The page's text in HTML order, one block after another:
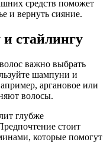
средств поможет
и вернуть сияние.
стайлингу
важно выбрать
шампуни и
аргановое или
волосы.
глубже
стоит
которые помогут